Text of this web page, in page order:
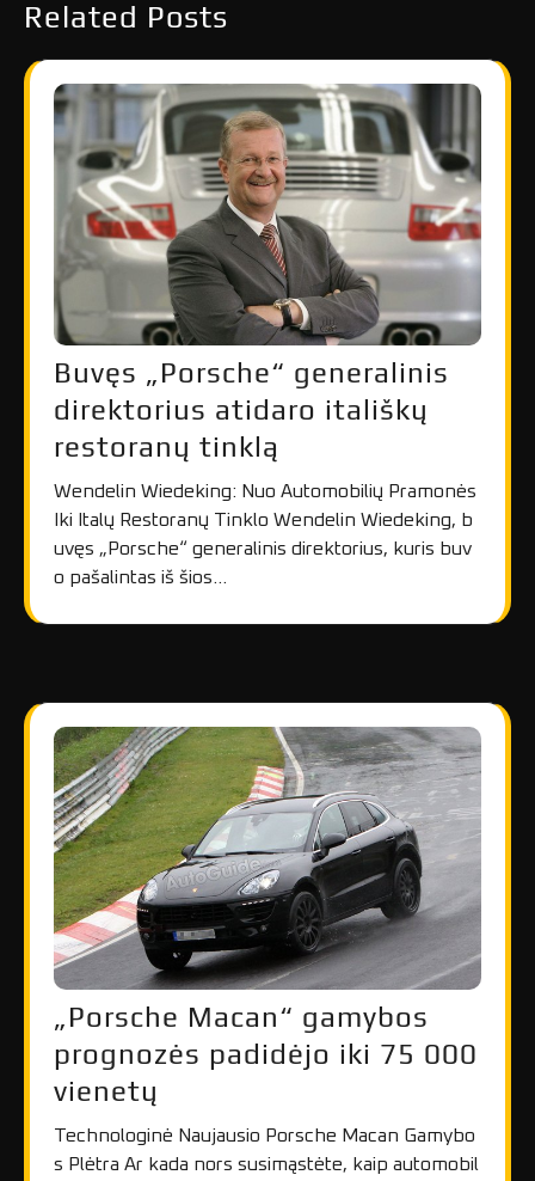
Related Posts
Buvęs „Porsche“ generalinis
direktorius atidaro itališkų
restoranų tinklą
Wendelin Wiedeking: Nuo Automobilių Pramonės
Iki Italų Restoranų Tinklo Wendelin Wiedeking, b
uvęs „Porsche“ generalinis direktorius, kuris buv
o pašalintas iš šios…
„Porsche Macan“ gamybos
prognozės padidėjo iki 75 000
vienetų
Technologinė Naujausio Porsche Macan Gamybo
s Plėtra Ar kada nors susimąstėte, kaip automobil